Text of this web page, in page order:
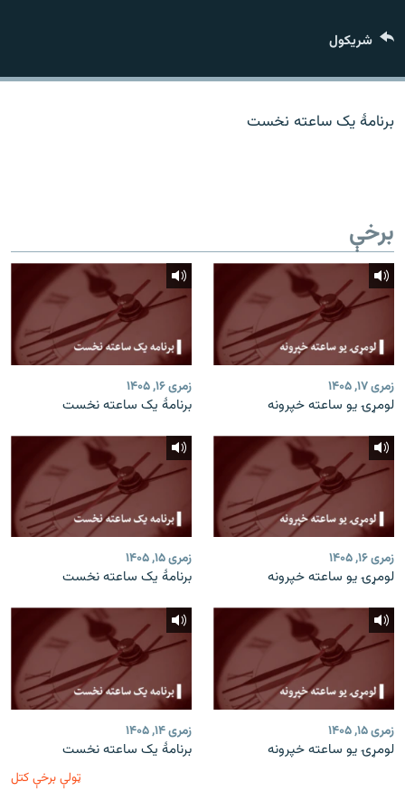
د ازادې اروپا/ ازادي راډيو ټولې پاڼې
شريکول
برنامۀ یک ساعته نخست
برخې
زمری ۱۷, ۱۴۰۵
لومړۍ یو ساعته خپرونه
زمری ۱۶, ۱۴۰۵
برنامۀ یک ساعته نخست
زمری ۱۶, ۱۴۰۵
لومړۍ یو ساعته خپرونه
زمری ۱۵, ۱۴۰۵
برنامۀ یک ساعته نخست
زمری ۱۵, ۱۴۰۵
لومړۍ یو ساعته خپرونه
زمری ۱۴, ۱۴۰۵
برنامۀ یک ساعته نخست
ټولې برخې کتل